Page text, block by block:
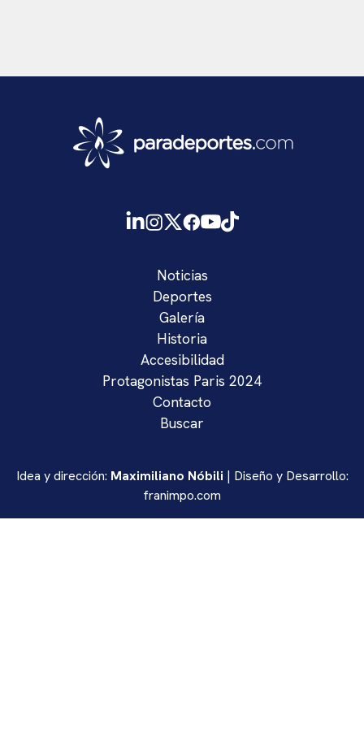
Noticias
Deportes
Galería
Historia
Accesibilidad
Protagonistas Paris 2024
Contacto
Buscar
Idea y dirección: Maximiliano Nóbili | Diseño y Desarrollo:
franimpo.com